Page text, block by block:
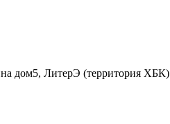
дом5, ЛитерЭ (территория ХБК)